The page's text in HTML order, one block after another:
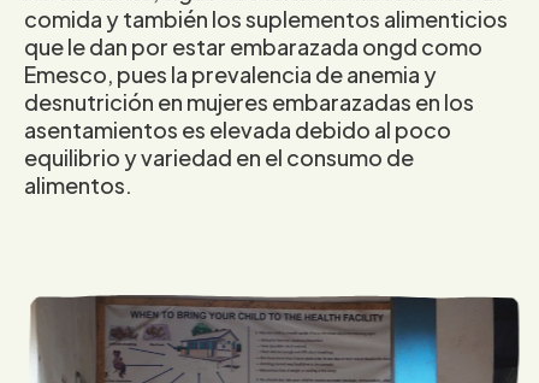
comida y también los suplementos alimenticios
que le dan por estar embarazada ongd como
Emesco, pues la prevalencia de anemia y
desnutrición en mujeres embarazadas en los
asentamientos es elevada debido al poco
equilibrio y variedad en el consumo de
alimentos.